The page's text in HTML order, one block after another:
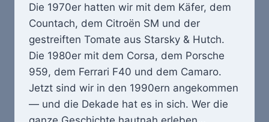
Die 1970er hatten wir mit dem Käfer, dem
Countach, dem Citroën SM und der
gestreiften Tomate aus Starsky & Hutch.
Die 1980er mit dem Corsa, dem Porsche
959, dem Ferrari F40 und dem Camaro.
Jetzt sind wir in den 1990ern angekommen
— und die Dekade hat es in sich. Wer die